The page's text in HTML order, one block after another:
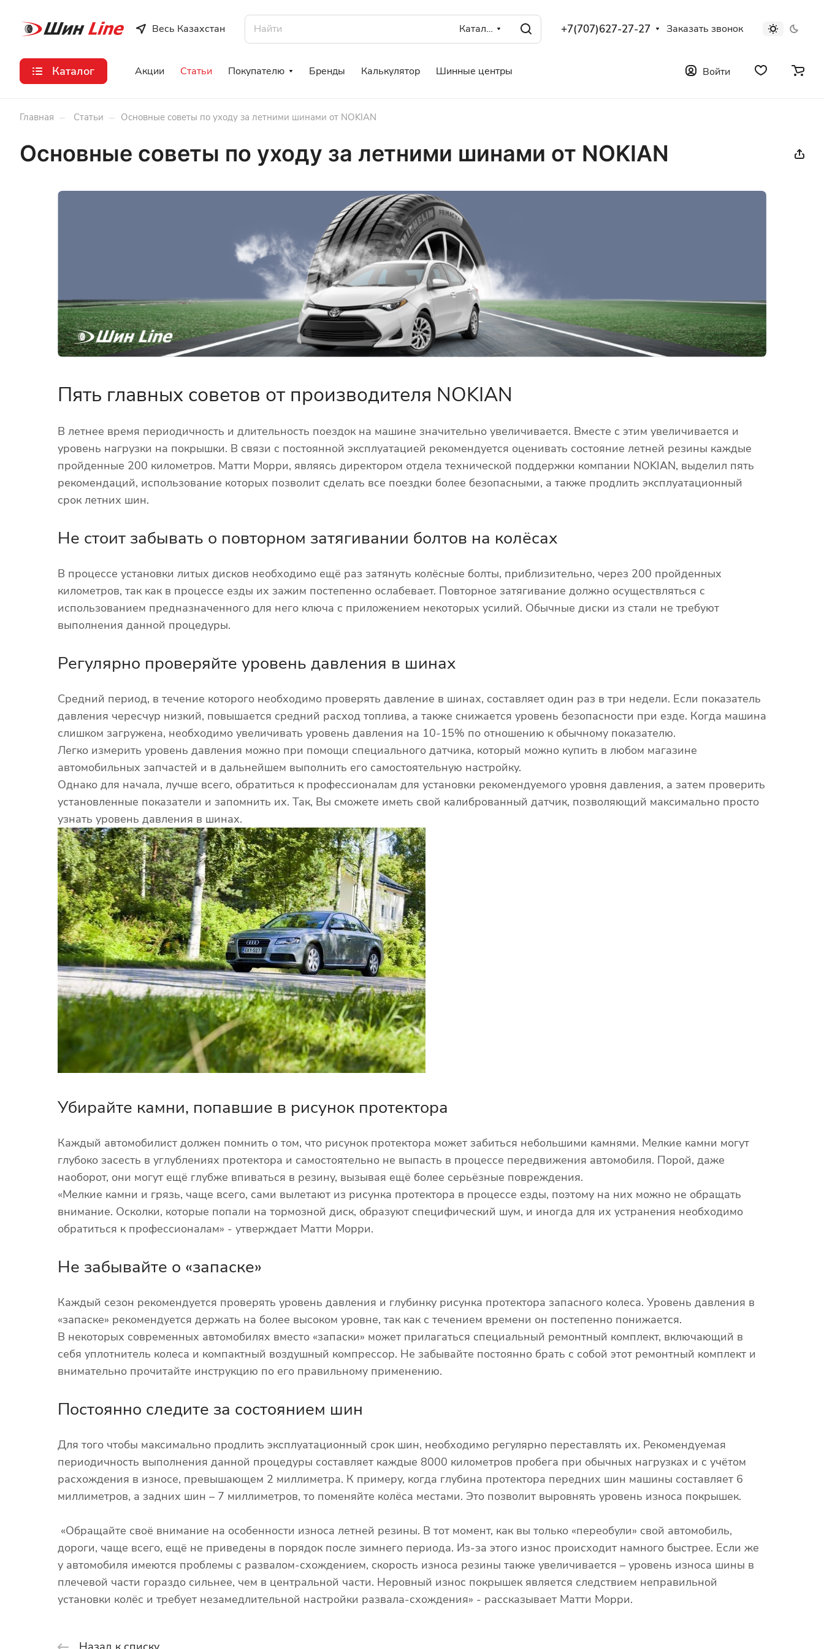
Весь Казахстан Каталог +7(707)627-27-27 Заказать звонок
Каталог Акции Статьи Покупателю Бренды Калькулятор Шинные центры Войти
Главная – Статьи – Основные советы по уходу за летними шинами от NOKIAN
Основные советы по уходу за летними шинами от NOKIAN
Пять главных советов от производителя NOKIAN
В летнее время периодичность и длительность поездок на машине значительно увеличивается. Вместе с этим увеличивается и
уровень нагрузки на покрышки. В связи с постоянной эксплуатацией рекомендуется оценивать состояние летней резины каждые
пройденные 200 километров. Матти Морри, являясь директором отдела технической поддержки компании NOKIAN, выделил пять
рекомендаций, использование которых позволит сделать все поездки более безопасными, а также продлить эксплуатационный
срок летних шин.
Не стоит забывать о повторном затягивании болтов на колёсах
В процессе установки литых дисков необходимо ещё раз затянуть колёсные болты, приблизительно, через 200 пройденных
километров, так как в процессе езды их зажим постепенно ослабевает. Повторное затягивание должно осуществляться с
использованием предназначенного для него ключа с приложением некоторых усилий. Обычные диски из стали не требуют
выполнения данной процедуры.
Регулярно проверяйте уровень давления в шинах
Средний период, в течение которого необходимо проверять давление в шинах, составляет один раз в три недели. Если показатель
давления чересчур низкий, повышается средний расход топлива, а также снижается уровень безопасности при езде. Когда машина
слишком загружена, необходимо увеличивать уровень давления на 10-15% по отношению к обычному показателю.
Легко измерить уровень давления можно при помощи специального датчика, который можно купить в любом магазине
автомобильных запчастей и в дальнейшем выполнить его самостоятельную настройку.
Однако для начала, лучше всего, обратиться к профессионалам для установки рекомендуемого уровня давления, а затем проверить
установленные показатели и запомнить их. Так, Вы сможете иметь свой калиброванный датчик, позволяющий максимально просто
узнать уровень давления в шинах.
Убирайте камни, попавшие в рисунок протектора
Каждый автомобилист должен помнить о том, что рисунок протектора может забиться небольшими камнями. Мелкие камни могут
глубоко засесть в углублениях протектора и самостоятельно не выпасть в процессе передвижения автомобиля. Порой, даже
наоборот, они могут ещё глубже впиваться в резину, вызывая ещё более серьёзные повреждения.
«Мелкие камни и грязь, чаще всего, сами вылетают из рисунка протектора в процессе езды, поэтому на них можно не обращать
внимание. Осколки, которые попали на тормозной диск, образуют специфический шум, и иногда для их устранения необходимо
обратиться к профессионалам» - утверждает Матти Морри.
Не забывайте о «запаске»
Каждый сезон рекомендуется проверять уровень давления и глубинку рисунка протектора запасного колеса. Уровень давления в
«запаске» рекомендуется держать на более высоком уровне, так как с течением времени он постепенно понижается.
В некоторых современных автомобилях вместо «запаски» может прилагаться специальный ремонтный комплект, включающий в
себя уплотнитель колеса и компактный воздушный компрессор. Не забывайте постоянно брать с собой этот ремонтный комплект и
внимательно прочитайте инструкцию по его правильному применению.
Постоянно следите за состоянием шин
Для того чтобы максимально продлить эксплуатационный срок шин, необходимо регулярно переставлять их. Рекомендуемая
периодичность выполнения данной процедуры составляет каждые 8000 километров пробега при обычных нагрузках и с учётом
расхождения в износе, превышающем 2 миллиметра. К примеру, когда глубина протектора передних шин машины составляет 6
миллиметров, а задних шин – 7 миллиметров, то поменяйте колёса местами. Это позволит выровнять уровень износа покрышек.
«Обращайте своё внимание на особенности износа летней резины. В тот момент, как вы только «переобули» свой автомобиль,
дороги, чаще всего, ещё не приведены в порядок после зимнего периода. Из-за этого износ происходит намного быстрее. Если же
у автомобиля имеются проблемы с развалом-схождением, скорость износа резины также увеличивается – уровень износа шины в
плечевой части гораздо сильнее, чем в центральной части. Неровный износ покрышек является следствием неправильной
установки колёс и требует незамедлительной настройки развала-схождения» - рассказывает Матти Морри.